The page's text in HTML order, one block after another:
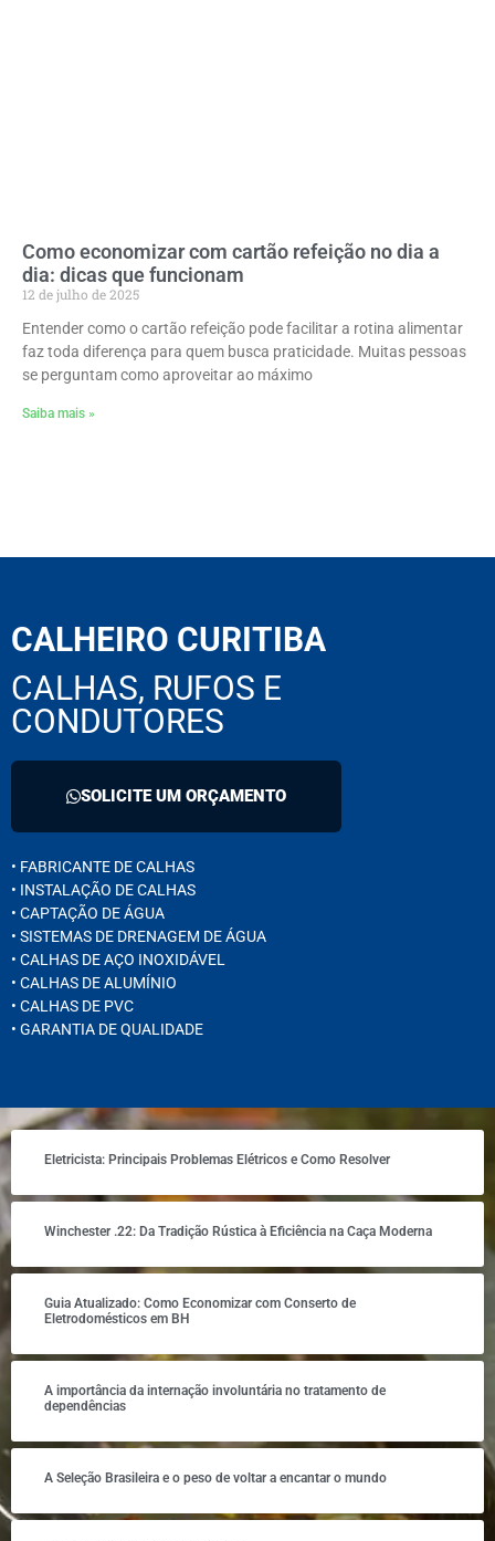
Como economizar com cartão refeição no dia a
dia: dicas que funcionam
12 de julho de 2025
Entender como o cartão refeição pode facilitar a rotina alimentar
faz toda diferença para quem busca praticidade. Muitas pessoas
se perguntam como aproveitar ao máximo
Saiba mais »
CALHEIRO CURITIBA
CALHAS, RUFOS E
CONDUTORES
SOLICITE UM ORÇAMENTO
• FABRICANTE DE CALHAS
• INSTALAÇÃO DE CALHAS
• CAPTAÇÃO DE ÁGUA
• SISTEMAS DE DRENAGEM DE ÁGUA
• CALHAS DE AÇO INOXIDÁVEL
• CALHAS DE ALUMÍNIO
• CALHAS DE PVC
• GARANTIA DE QUALIDADE
Eletricista: Principais Problemas Elétricos e Como Resolver
Winchester .22: Da Tradição Rústica à Eficiência na Caça Moderna
Guia Atualizado: Como Economizar com Conserto de
Eletrodomésticos em BH
A importância da internação involuntária no tratamento de
dependências
A Seleção Brasileira e o peso de voltar a encantar o mundo